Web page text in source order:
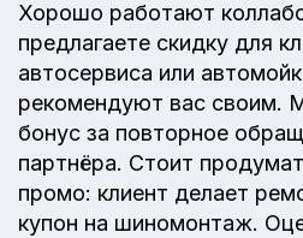
Хорошо работают
предлагаете скидку для
автосервиса или
рекомендуют вас своим.
бонус за повторное
партнёра. Стоит
промо: клиент делает
купон на шиномонтаж.